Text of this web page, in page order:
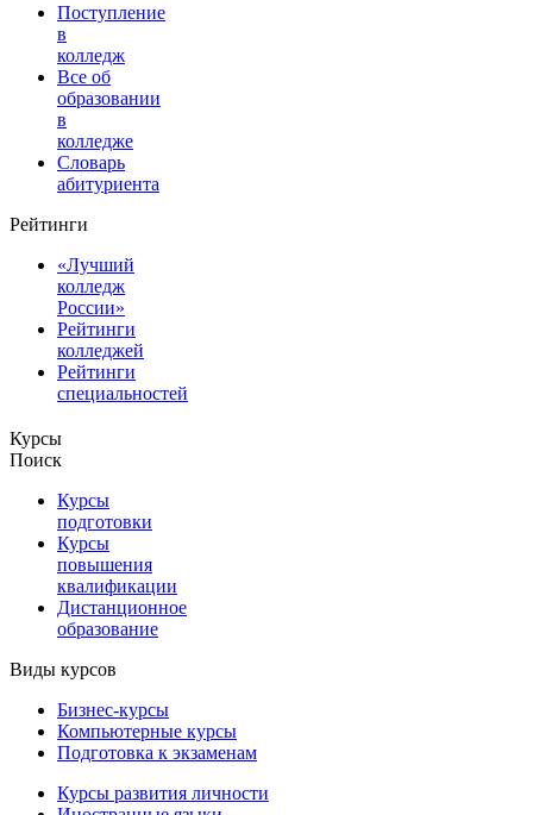
Поступление
в
колледж
Все об
образовании
в
колледже
Словарь
абитуриента
Рейтинги
«Лучший
колледж
России»
Рейтинги
колледжей
Рейтинги
специальностей
Курсы
Поиск
Курсы
подготовки
Курсы
повышения
квалификации
Дистанционное
образование
Виды курсов
Бизнес-курсы
Компьютерные курсы
Подготовка к экзаменам
Курсы развития личности